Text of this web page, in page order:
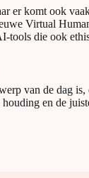
er komt ook
Virtual
tools die ook
van de dag
en de